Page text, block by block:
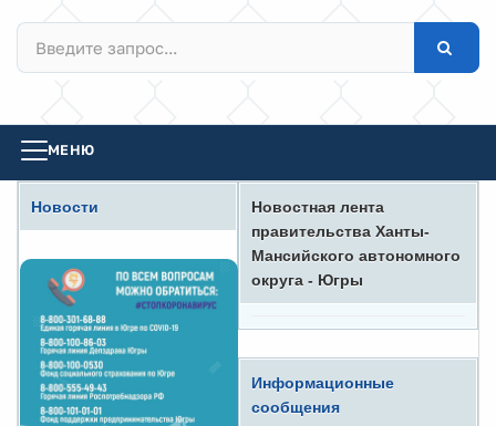
МЕНЮ
Новости
Новостная лента
правительства Ханты-
Мансийского автономного
округа - Югры
Информационные
сообщения